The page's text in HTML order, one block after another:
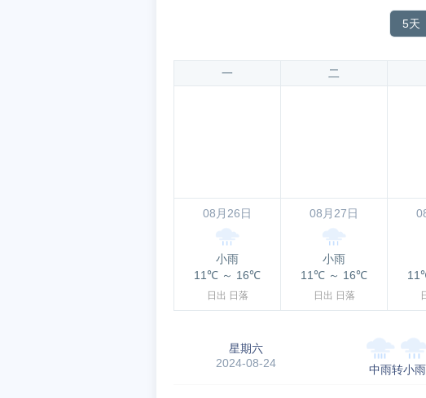
5天
一 二
08月26日
小雨
11℃ ～ 16℃
日出 日落
08月27日
小雨
11℃ ～ 16℃
日出 日落
星期六
2024-08-24
中雨转小雨